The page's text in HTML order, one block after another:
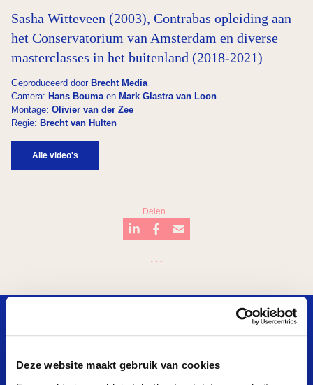
Deze website maakt gebruik van cookies
Sasha Witteveen (2003), Contrabas opleiding aan
het Conservatorium van Amsterdam en diverse
masterclasses in het buitenland (2018-2021)
Geproduceerd door Brecht Media
Camera: Hans Boumaen Mark Glastra van Loon
Montage: Olivier van der Zee
Regie: Brecht van Hulten
Alle video's
Delen
…
Kwisje
Plein
Breukel
De Junior Company
Mooi
Badkuip